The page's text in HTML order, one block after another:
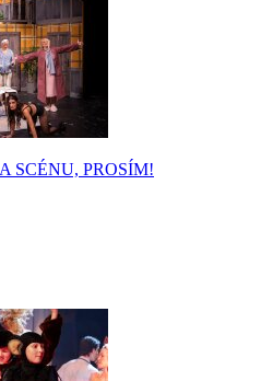
SCÉNU, PROSÍM!